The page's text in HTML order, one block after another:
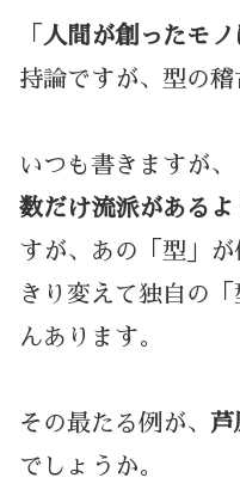
人間が創ったモ
持論ですが、型の稽
いつも書きますが、
数だけ流派がある
すが、あの「型」
きり変えて独自の
んあります。
その最たる例が、 芦
でしょうか。